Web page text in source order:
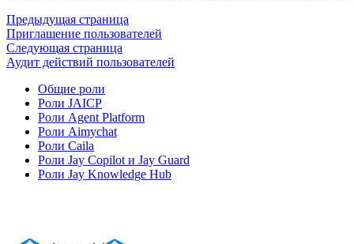
Предыдущая страница
Приглашение пользователей
Следующая страница
Аудит действий пользователей
Общие роли
Роли JAICP
Роли Agent Platform
Роли Aimychat
Роли Caila
Роли Jay Copilot и Jay Guard
Роли Jay Knowledge Hub